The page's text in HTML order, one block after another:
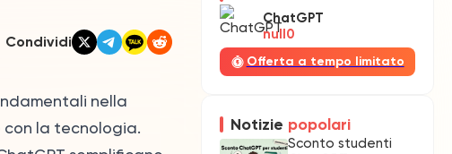
Condividi
nella
la tecnologia.
ChatGPT
null0
Offerta a tempo limitato
Notizie popolari
Sconto studenti